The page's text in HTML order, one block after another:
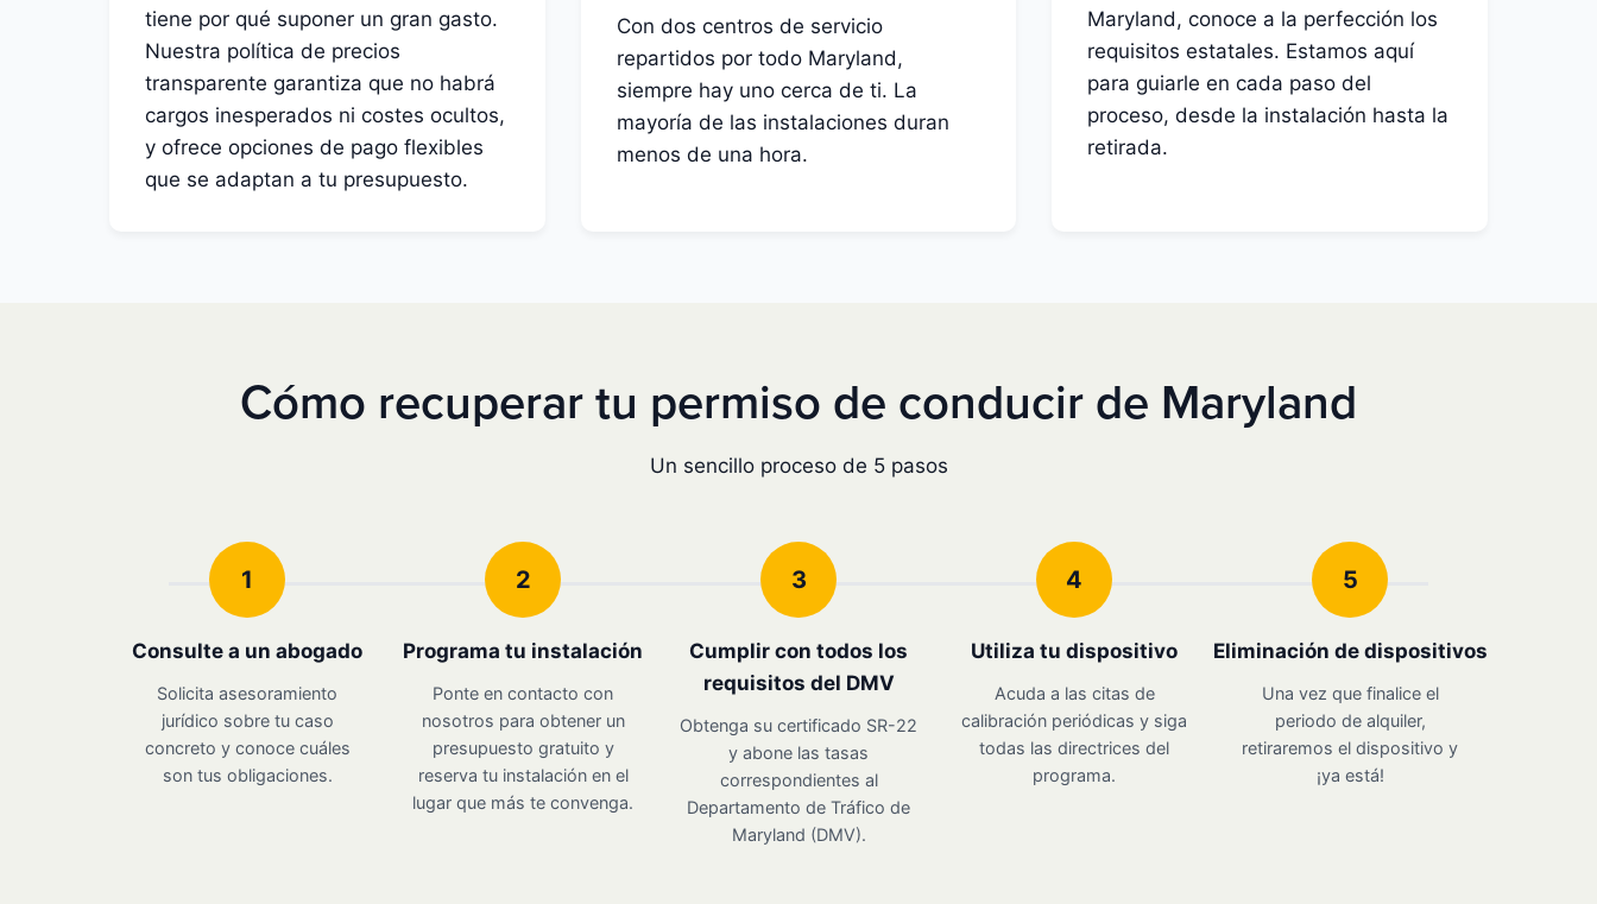
tiene por qué suponer un gran gasto.
Nuestra política de precios
transparente garantiza que no habrá
cargos inesperados ni costes ocultos,
y ofrece opciones de pago flexibles
que se adaptan a tu presupuesto.
Con dos centros de servicio
repartidos por todo Maryland,
siempre hay uno cerca de ti. La
mayoría de las instalaciones duran
menos de una hora.
Maryland, conoce a la perfección los
requisitos estatales. Estamos aquí
para guiarle en cada paso del
proceso, desde la instalación hasta la
retirada.
Cómo recuperar tu permiso de conducir de Maryland
Un sencillo proceso de 5 pasos
1
Consulte a un abogado
Solicita asesoramiento
jurídico sobre tu caso
concreto y conoce cuáles
son tus obligaciones.
2
Programa tu instalación
Ponte en contacto con
nosotros para obtener un
presupuesto gratuito y
reserva tu instalación en el
lugar que más te convenga.
3
Cumplir con todos los
requisitos del DMV
Obtenga su certificado SR-22
y abone las tasas
correspondientes al
Departamento de Tráfico de
Maryland (DMV).
4
Utiliza tu dispositivo
Acuda a las citas de
calibración periódicas y siga
todas las directrices del
programa.
5
Eliminación de dispositivos
Una vez que finalice el
periodo de alquiler,
retiraremos el dispositivo y
¡ya está!